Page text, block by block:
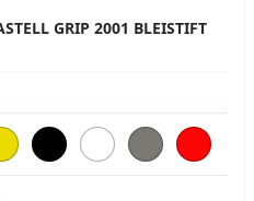
GRIP 2001 BLEISTIFT